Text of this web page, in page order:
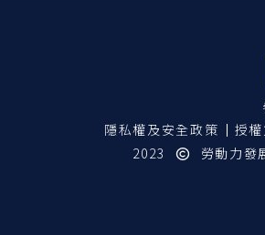
隱私權及安全政策
授
2023
勞動力發